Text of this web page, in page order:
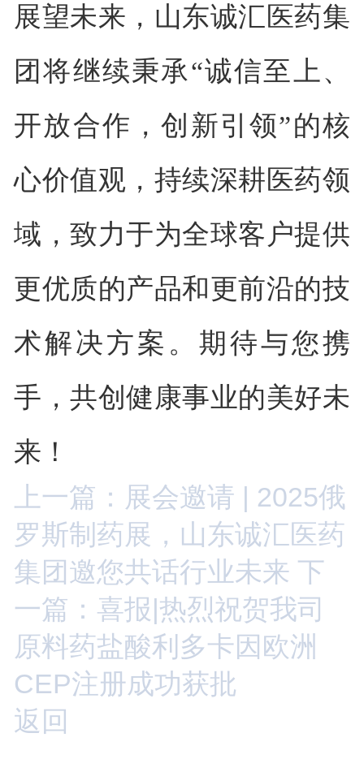
展望未来，山东诚汇医药集
团将继续秉承“诚信至上、
开放合作，创新引领”的核
心价值观，持续深耕医药领
域，致力于为全球客户提供
更优质的产品和更前沿的技
术解决方案。期待与您携
手，共创健康事业的美好未
来！
上一篇：展会邀请 | 2025俄
罗斯制药展，山东诚汇医药
集团邀您共话行业未来 下
一篇：喜报|热烈祝贺我司
原料药盐酸利多卡因欧洲
CEP注册成功获批
返回